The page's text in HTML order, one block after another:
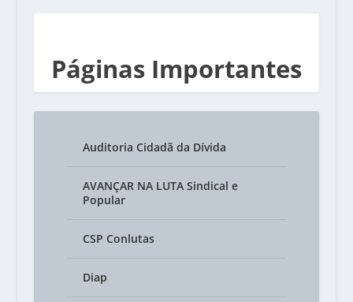
Páginas Importantes
Auditoria Cidadã da Dívida
AVANÇAR NA LUTA Sindical e
Popular
CSP Conlutas
Diap